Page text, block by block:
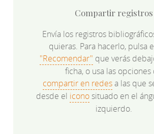
Compartir registros
Envía los registros
quieras. Para hacerlo, pulsa
"Recomendar" que verás
ficha, o usa las opciones
compartir en redesa las que
desde el iconosituado en el
izquierdo.